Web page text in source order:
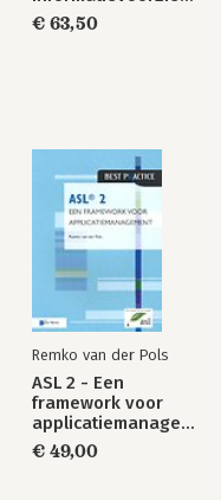
€ 63,50
Remko van der Pols
ASL 2 - Een
framework voor
applicatiemanagement
€ 49,00